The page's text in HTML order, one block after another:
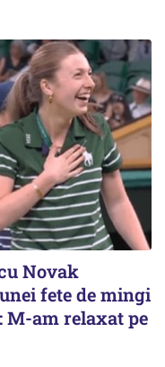
Novak
fete de mingi
M-am relaxat pe